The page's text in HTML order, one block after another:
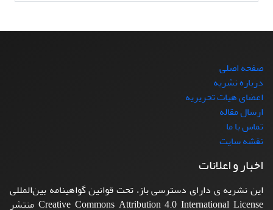
صفحه اصلی
درباره نشریه
اعضای هیات تحریریه
ارسال مقاله
تماس با ما
نقشه سایت
اخبار و اعلانات
این نشریه ی دارای دسترسی باز، تحت قوانین گواهینامه بین‌المللی
Creative Commons Attribution 4.0 International License منتشر